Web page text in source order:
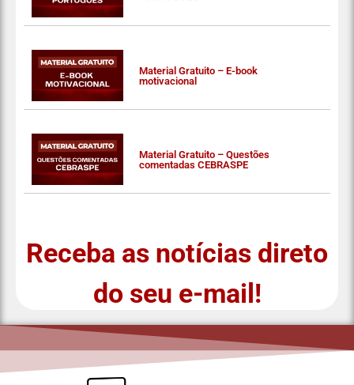
Material Gratuito – E-book
motivacional
Material Gratuito – Questões
comentadas CEBRASPE
Receba as notícias direto
do seu e-mail!